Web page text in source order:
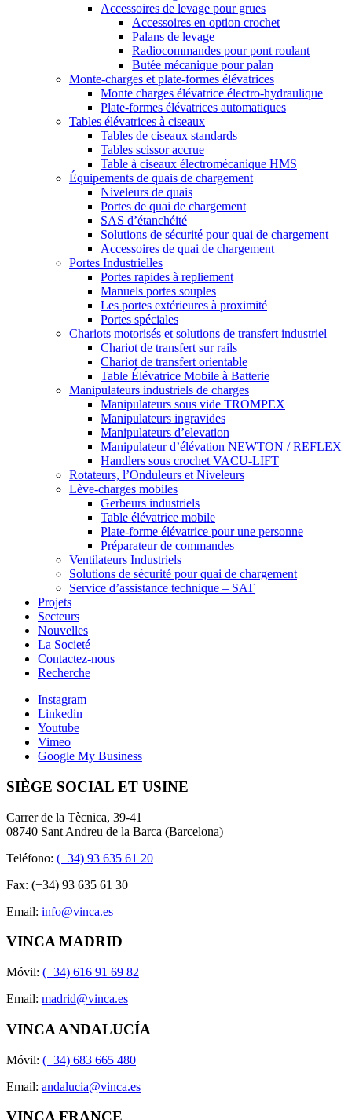
Accessoires de levage pour grues
Accessoires en option crochet
Palans de levage
Radiocommandes pour pont roulant
Butée mécanique pour palan
Monte-charges et plate-formes élévatrices
Monte charges élévatrice électro-hydraulique
Plate-formes élévatrices automatiques
Tables élévatrices à ciseaux
Tables de ciseaux standards
Tables scissor accrue
Table à ciseaux électromécanique HMS
Équipements de quais de chargement
Niveleurs de quais
Portes de quai de chargement
SAS d’étanchéité
Solutions de sécurité pour quai de chargement
Accessoires de quai de chargement
Portes Industrielles
Portes rapides à repliement
Manuels portes souples
Les portes extérieures à proximité
Portes spéciales
Chariots motorisés et solutions de transfert industriel
Chariot de transfert sur rails
Chariot de transfert orientable
Table Élévatrice Mobile à Batterie
Manipulateurs industriels de charges
Manipulateurs sous vide TROMPEX
Manipulateurs ingravides
Manipulateurs d’elevation
Manipulateur d’élévation NEWTON / REFLEX
Handlers sous crochet VACU-LIFT
Rotateurs, l’Onduleurs et Niveleurs
Lève-charges mobiles
Gerbeurs industriels
Table élévatrice mobile
Plate-forme élévatrice pour une personne
Préparateur de commandes
Ventilateurs Industriels
Solutions de sécurité pour quai de chargement
Service d’assistance technique – SAT
Projets
Secteurs
Nouvelles
La Societé
Contactez-nous
Recherche
Instagram
Linkedin
Youtube
Vimeo
Google My Business
SIÈGE SOCIAL ET USINE
Carrer de la Tècnica, 39-41
08740 Sant Andreu de la Barca (Barcelona)
Teléfono: (+34) 93 635 61 20
Fax: (+34) 93 635 61 30
Email: info@vinca.es
VINCA MADRID
Móvil: (+34) 616 91 69 82
Email: madrid@vinca.es
VINCA ANDALUCÍA
Móvil: (+34) 683 665 480
Email: andalucia@vinca.es
VINCA FRANCE